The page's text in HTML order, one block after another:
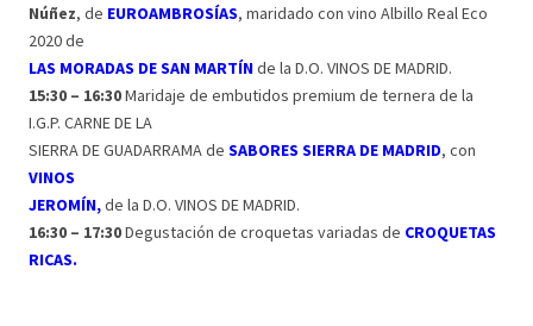
Núñez, de EUROAMBROSÍAS, maridado con vino Albillo Real Eco
2020 de
LAS MORADAS DE SAN MARTÍNde la D.O. VINOS DE MADRID.
15:30 – 16:30Maridaje de embutidos premium de ternera de la
I.G.P. CARNE DE LA
SIERRA DE GUADARRAMA de SABORES SIERRA DE MADRID, con
VINOS
JEROMÍN,de la D.O. VINOS DE MADRID.
16:30 – 17:30Degustación de croquetas variadas de CROQUETAS
RICAS.